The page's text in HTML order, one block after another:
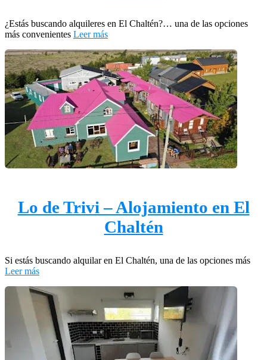
¿Estás buscando alquileres en El Chaltén?… una de las opciones
más convenientes Leer más
Lo de Trivi – Alojamiento en El
Chaltén
Si estás buscando alquilar en El Chaltén, una de las opciones más
Leer más